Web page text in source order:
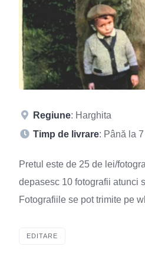
Regiune: Harghita
Timp de livrare: Până la
Pretul este de 25 de lei/
depasesc 10 fotografii atunci
Fotografiile se pot trimite pe
EDITARE